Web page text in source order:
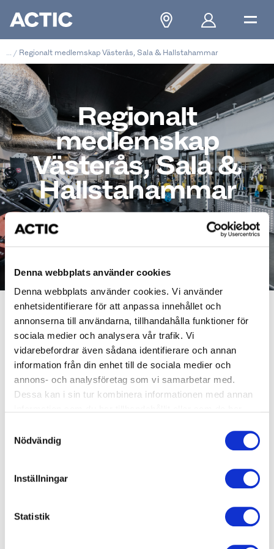
Denna webbplats använder cookies
Denna webbplats använder cookies. Vi använder
enhetsidentifierare för att anpassa innehållet och
annonserna till användarna, tillhandahålla funktioner för
sociala medier och analysera vår trafik. Vi
vidarebefordrar även sådana identifierare och annan
information från din enhet till de sociala medier och
annons- och analysföretag som vi samarbetar med.
Dessa kan i sin tur kombinera informationen med annan
Nödvändig
Inställningar
Statistik
/ Regionalt medlemskap Västerås, Sala & Hallstahammar
Regionalt
medlemskap
Västerås, Sala &
Hallstahammar
Träna på 3 gym och
simma på 3 anläggningar
- allt på samma
Med det regionala medlemskapet i Västerås,
simhallar i anslutning. Ett medlemskap med stora
träningsmöjligheter i Västerås, Hallstahammar och Sala!